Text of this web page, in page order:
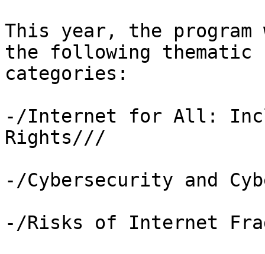
This year, the
the following thematic
categories:
-/Internet for All:
Rights///
-/Cybersecurity and
-/Risks of Internet